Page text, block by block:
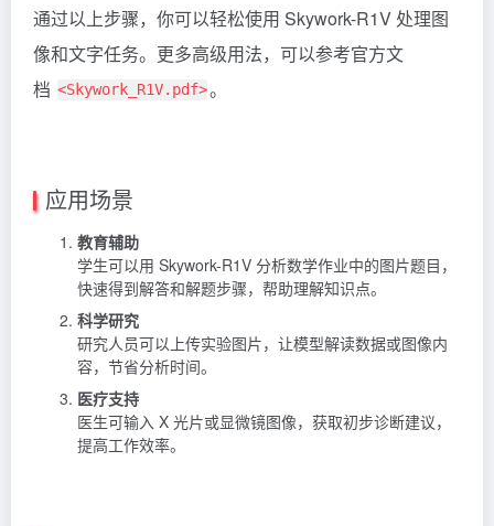
通过以上步骤，你可以轻松使用 Skywork-R1V 处理图
像和文字任务。更多高级用法，可以参考官方文
档 <Skywork_R1V.pdf>。
应用场景
教育辅助
学生可以用 Skywork-R1V 分析数学作业中的图片题目，
快速得到解答和解题步骤，帮助理解知识点。
科学研究
研究人员可以上传实验图片，让模型解读数据或图像内
容，节省分析时间。
医疗支持
医生可输入 X 光片或显微镜图像，获取初步诊断建议，
提高工作效率。